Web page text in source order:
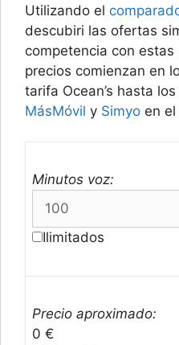
Utilizando el
descubiri las ofertas
competencia con
precios comienzan en
tarifa Ocean’s hasta los
MásMóvil y Simyo en
Minutos voz:
Ilimitados
Precio aproximado:
0 €